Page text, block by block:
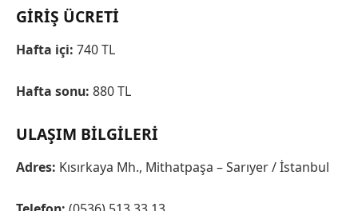
GIRIŞ ÜCRETI
Hafta içi: 740 TL
Hafta sonu: 880 TL
ULAŞIM BILGILERI
Adres: Kısırkaya Mh., Mithatpaşa – Sarıyer / İstanbul